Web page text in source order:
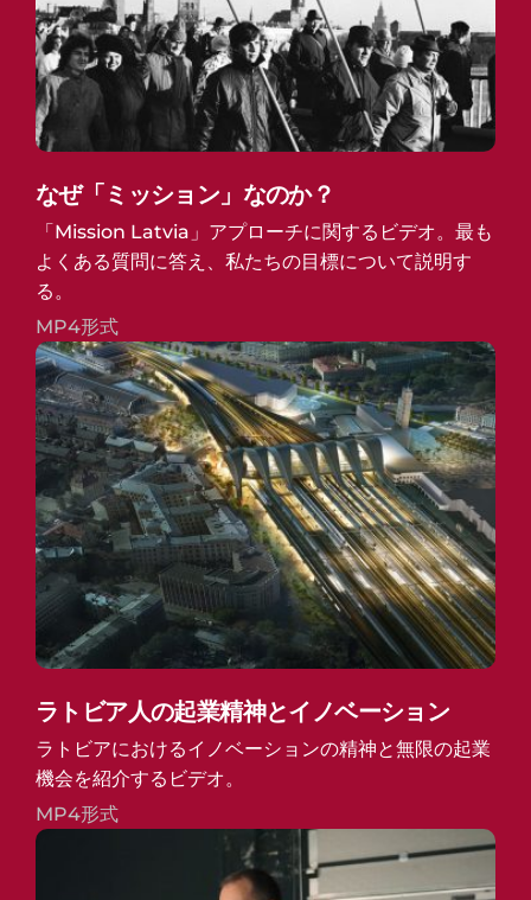
なぜ「ミッション」なのか？
「Mission Latvia」アプローチに関するビデオ。最も
よくある質問に答え、私たちの目標について説明す
る。
MP4形式
ラトビア人の起業精神とイノベーション
ラトビアにおけるイノベーションの精神と無限の起業
機会を紹介するビデオ。
MP4形式